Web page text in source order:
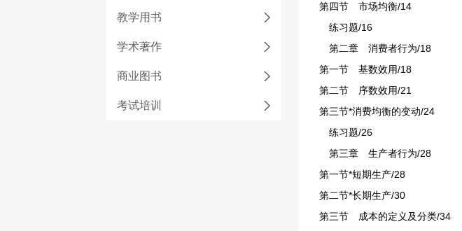
教学用书
学术著作
商业图书
考试培训
第四节 市场均衡/14
练习题/16
第二章 消费者行为/18
第一节 基数效用/18
第二节 序数效用/21
第三节*消费均衡的变动/24
练习题/26
第三章 生产者行为/28
第一节*短期生产/28
第二节*长期生产/30
第三节 成本的定义及分类/34